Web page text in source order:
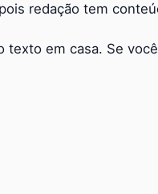
redação tem
texto em casa. Se